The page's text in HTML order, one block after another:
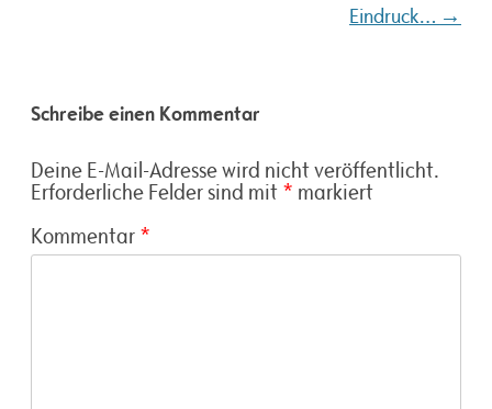
Eindruck… →
Schreibe einen Kommentar
Deine E-Mail-Adresse wird nicht veröffentlicht.
Erforderliche Felder sind mit * markiert
Kommentar *